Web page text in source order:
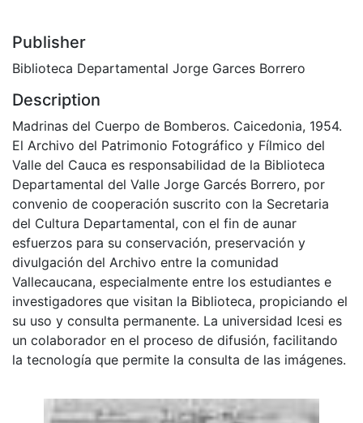
Publisher
Biblioteca Departamental Jorge Garces Borrero
Description
Madrinas del Cuerpo de Bomberos. Caicedonia, 1954.
El Archivo del Patrimonio Fotográfico y Fílmico del
Valle del Cauca es responsabilidad de la Biblioteca
Departamental del Valle Jorge Garcés Borrero, por
convenio de cooperación suscrito con la Secretaria
del Cultura Departamental, con el fin de aunar
esfuerzos para su conservación, preservación y
divulgación del Archivo entre la comunidad
Vallecaucana, especialmente entre los estudiantes e
investigadores que visitan la Biblioteca, propiciando el
su uso y consulta permanente. La universidad Icesi es
un colaborador en el proceso de difusión, facilitando
la tecnología que permite la consulta de las imágenes.